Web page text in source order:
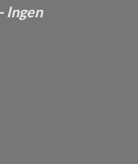
Ingen